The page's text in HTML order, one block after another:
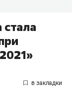
стала